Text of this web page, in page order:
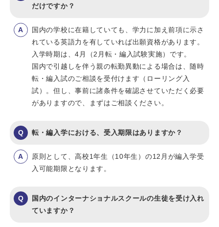
だけですか？
国内の学校に在籍していても、学力に加え前項に示さ
れている英語力を有していれば出願資格があります。
入学時期は、4月（2月転・編入試験実施）です。
国内で引越しを伴う親の転勤異動による場合は、随時
転・編入試のご相談を受付けます（ローリング入
試）。但し、事前に諸条件を確認させていただく必要
がありますので、まずはご相談ください。
転・編入学における、受入期限はありますか？
原則として、高校1年生（10年生）の12月が編入学受
入可能期限となります。
国内のインターナショナルスクールの生徒を受け入れ
ていますか？